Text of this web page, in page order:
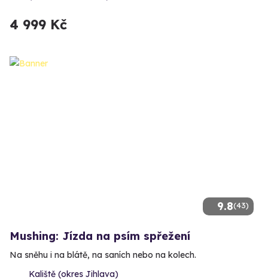
4 999 Kč
9.8(43)
Mushing: Jízda na psím spřežení
Na sněhu i na blátě, na saních nebo na kolech.
Kaliště (okres Jihlava)